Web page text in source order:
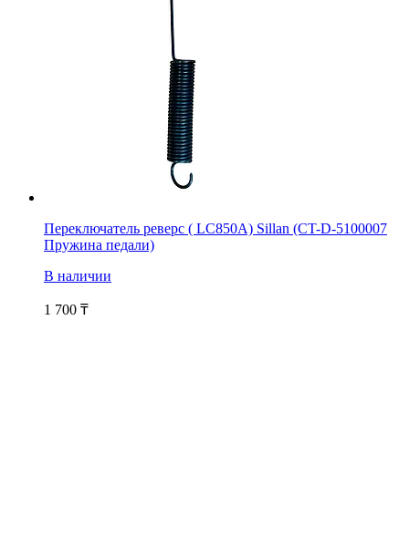
Переключатель реверс ( LC850A) Sillan (CT-D-5100007
Пружина педали)
В наличии
1 700 ₸